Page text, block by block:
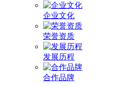
企业文化
荣誉资质
发展历程
合作品牌